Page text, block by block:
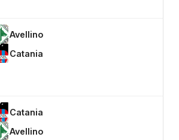
Avellino
Catania
Catania
Avellino